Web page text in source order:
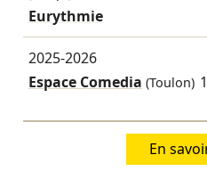
Eurythmie
2025-2026
Espace Comedia (Toulon)
En